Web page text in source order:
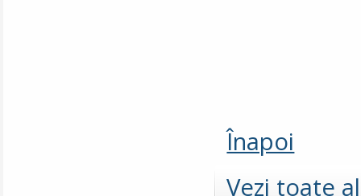
Înapoi
Vezi toate